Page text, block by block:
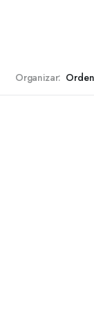
Organizar: